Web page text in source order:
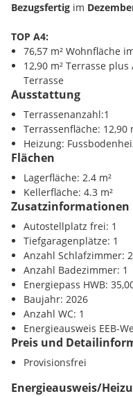
Bezugsfertig im
TOP A4:
76,57 m² Wohnfläche
12,90 m² Terrasse
Terrasse
Aufzugsanlage -
Wohnung
Vorraum
Abstellraum
großzügiger Wohn-
2 Schlafzimmer
Badezimmer
separates WC
Schlüsselfertige
Tiefgaragenplätze und/
Kaufpreis Wohnung:
Kaufpreis TG-Platz:
Kaufpreis KFZ-
Mit klarerArchitektur,
modernerAusstattung
Lebensqualitätlegen.
Ausstattung
Terrassenanzahl:1
Terrassenfläche: 12,90
Heizung:
Flächen
Lagerfläche: 2.4 m²
Kellerfläche: 4.3 m²
Zusatzinformationen
Autostellplatz frei: 1
Tiefgaragenplätze: 1
Anzahl Schlafzimmer: 2
Anzahl Badezimmer: 1
Energiepass HWB:
Baujahr: 2026
Anzahl WC: 1
Energieausweis EEB-
Preis und
Provisionsfrei
Energieausweis/